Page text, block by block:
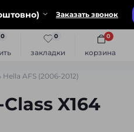
Заказать звонок
0
закладки
0
корзина
0
AFS (2006-2012)
X164